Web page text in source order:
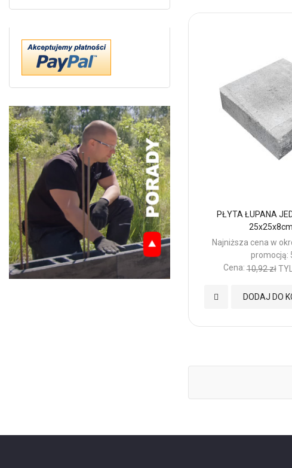
PŁYTA ŁUPANA
Najniższa cena w
promocją:
Cena: 10,92 zł
DODAJ DO
Dodaj